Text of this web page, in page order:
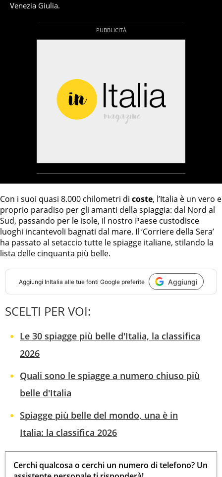
Venezia Giulia.
Con i suoi quasi 8.000 chilometri di coste, l’Italia è un vero e
proprio paradiso per gli amanti della spiaggia: dal Nord al
Sud, passando per le isole, il nostro Paese custodisce
luoghi incantevoli bagnati dal mare. Il ‘Corriere della Sera’
ha passato al setaccio tutte le spiagge italiane, stilando la
lista delle cinquanta più belle.
Aggiungi InItalia alle tue fonti Google preferite Aggiungi
SCELTI PER VOI:
Le 30 spiagge più belle d'Italia, la classifica
2026
Quali sono le spiagge a numero chiuso più
belle d'Italia
Spiagge più belle del mondo, una è in
Italia: la classifica 2026
Cerchi qualcosa o cerchi un numero di telefono? Un